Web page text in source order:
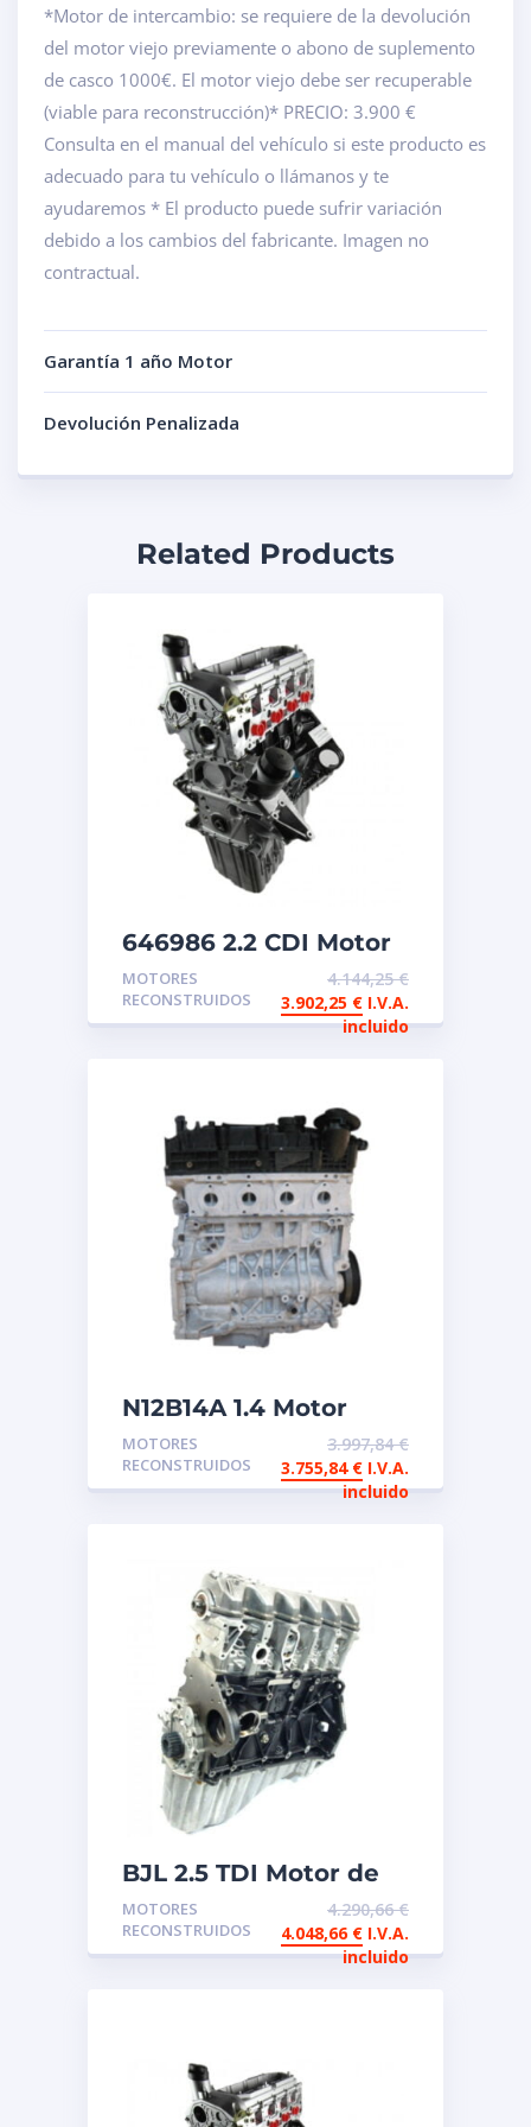
*Motor de intercambio: se requiere de la devolución
del motor viejo previamente o abono de suplemento
de casco 1000€. El motor viejo debe ser recuperable
(viable para reconstrucción)* PRECIO: 3.900 €
Consulta en el manual del vehículo si este producto es
adecuado para tu vehículo o llámanos y te
ayudaremos * El producto puede sufrir variación
debido a los cambios del fabricante. Imagen no
contractual.
Garantía 1 año Motor
Devolución Penalizada
Related Products
646986 2.2 CDI Motor
de intercambio
reconstruido
Mercedes Sprinter
MOTORES
RECONSTRUIDOS
4.144,25€
3.902,25 € I.V.A.
incluido
N12B14A 1.4 Motor
reconstruido de
intercambio
MOTORES
RECONSTRUIDOS
3.997,84€
3.755,84 € I.V.A.
incluido
BJL 2.5 TDI Motor de
intercambio
reconstruido
MOTORES
RECONSTRUIDOS
4.290,66€
4.048,66 € I.V.A.
incluido